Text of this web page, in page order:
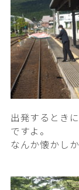
出発するとき
ですよ。
なんか懐かし